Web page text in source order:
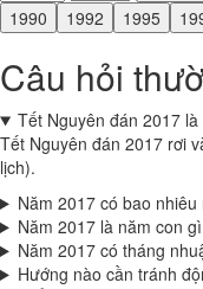
1990
1992 1995
Câu hỏi
Tết Nguyên đán 2017
Tết Nguyên đán 2017 rơi
lịch).
Năm 2017 có bao
Năm 2017 là năm con
Năm 2017 có tháng
Hướng nào cần tránh